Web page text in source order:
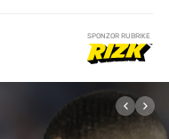
SPONZOR RUBRIKE